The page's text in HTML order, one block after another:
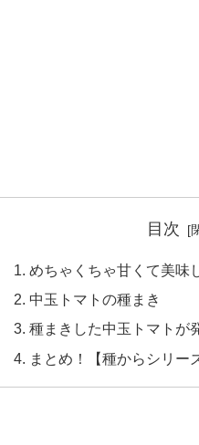
目次
めちゃくちゃ甘くて美味
中玉トマトの種まき
種まきした中玉トマトが
まとめ！【種からシリー